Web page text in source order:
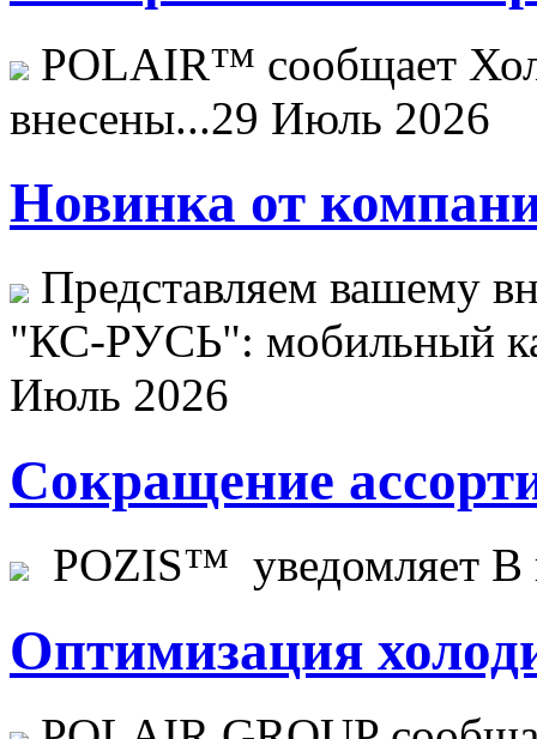
POLAIR™ сообщает
внесены...29 Июль 2026
Новинка от
Представляем вашему
"КС-РУСЬ": мобильный
Июль 2026
Сокращение
POZIS™ уведомляет В
Оптимизация